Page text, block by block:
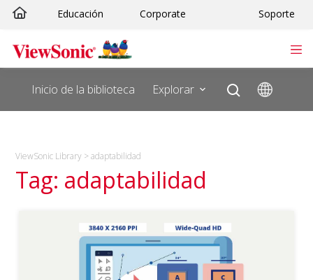
Saltar
contenido
Educación Corporate Soporte
Inicio de la biblioteca Explorar
ViewSonic Library >adaptabilidad
Tag: adaptabilidad